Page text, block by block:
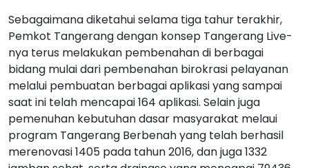
Sebagaimana diketahui selama tiga tahur terakhir,
Pemkot Tangerang dengan konsep Tangerang Live-
nya terus melakukan pembenahan di berbagai
bidang mulai dari pembenahan birokrasi pelayanan
melalui pembuatan berbagai aplikasi yang sampai
saat ini telah mencapai 164 aplikasi. Selain juga
pemenuhan kebutuhan dasar masyarakat melaui
program Tangerang Berbenah yang telah berhasil
merenovasi 1405 pada tahun 2016, dan juga 1332